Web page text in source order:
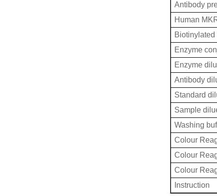
Antibody
Human
Enzyme
Enzyme
Antibody
Standard
Sample
Washing
Colour
Colour
Colour
Instruction